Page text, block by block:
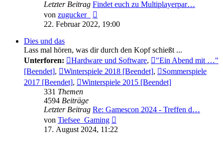
Letzter Beitrag Findet euch zu Multiplayerpar…
von zugucker_
Beitrag
22. Februar 2022, 19:00
Dies und das
Lass mal hören, was dir durch den Kopf schießt ...
Unterforen:
Hardware und Software,
"Ein Abend mit …"
[Beendet], Winterspiele 2018 [Beendet],
Sommerspiele
2017 [Beendet],
Winterspiele 2015 [Beendet]
331 Themen
4594 Beiträge
Letzter Beitrag Re: Gamescon 2024 - Treffen d…
von Tiefsee_Gaming
Beitrag
17. August 2024, 11:22